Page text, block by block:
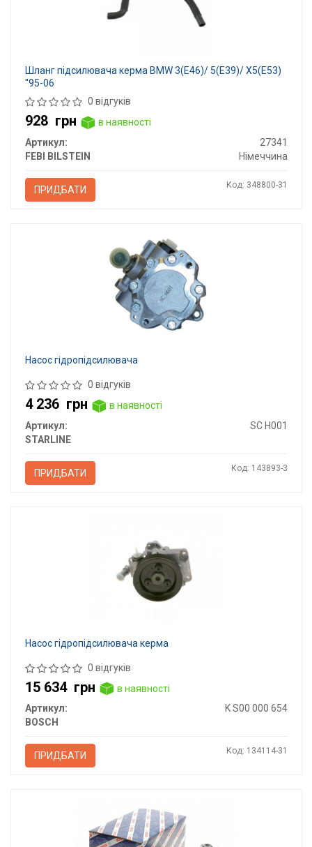
Шланг підсилювача керма BMW 3(E46)/ 5(E39)/ X5(E53)
"95-06
0 відгуків
928 грн
в наявності
Артикул:
27341
FEBI BILSTEIN
Німеччина
ПРИДБАТИ Код: 348800-31
Насос гідропідсилювача
0 відгуків
4 236 грн
в наявності
Артикул:
SC H001
STARLINE
ПРИДБАТИ Код: 143893-3
Насос гідропідсилювача керма
0 відгуків
15 634 грн
в наявності
Артикул:
K S00 000 654
BOSCH
ПРИДБАТИ Код: 134114-31